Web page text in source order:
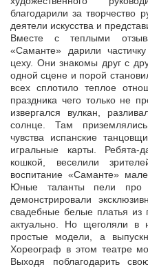
благодарили за творчество
деятели искусства и
Вместе с теплыми
«Саманте» дарили
цеху. Они знакомы друг с
одной сцене и порой
всех сплотило теплое
праздника чего только не
извергался вулкан,
солнце. Там
чувства испанские
игральные карты. Ребята-
кошкой, веселили
воспитание «Саманте»
Юные таланты пели про
демонстрировали
свадебные белые платья из
актуально. Но щеголяли
простые модели, а
Хореограф в этом театре
Выходя поблагодарить